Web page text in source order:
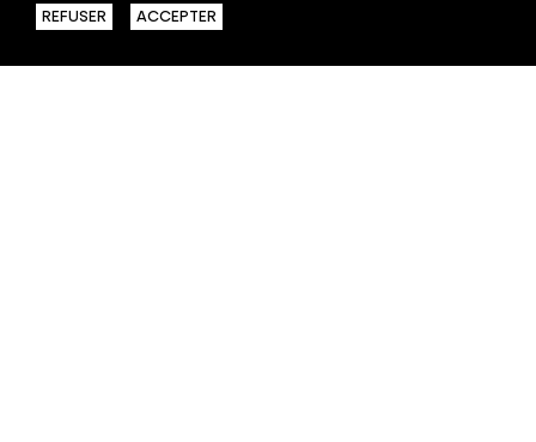
REFUSER ACCEPTER